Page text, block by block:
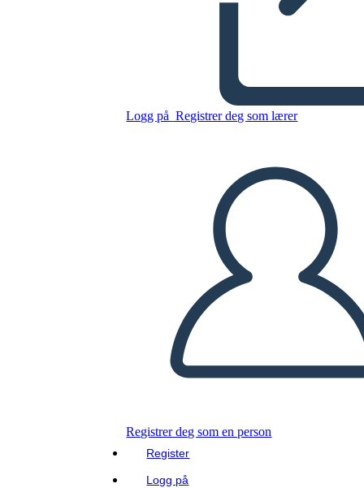
Logg på Registrer deg som lærer
Registrer deg som en person
Register
Logg på
SPILLE AV LYSBILDEFREMVISNING
LES FOR MEG